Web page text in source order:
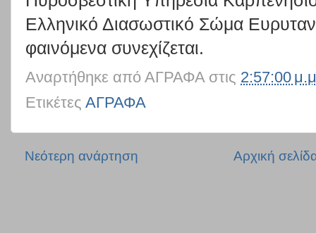
Ελληνικό Διασωστικό Σώμα
φαινόμενα συνεχίζεται.
Αναρτήθηκε από ΑΓΡΑΦΑ στις 2:57:00
Ετικέτες ΑΓΡΑΦΑ
Νεότερη ανάρτηση Αρχική